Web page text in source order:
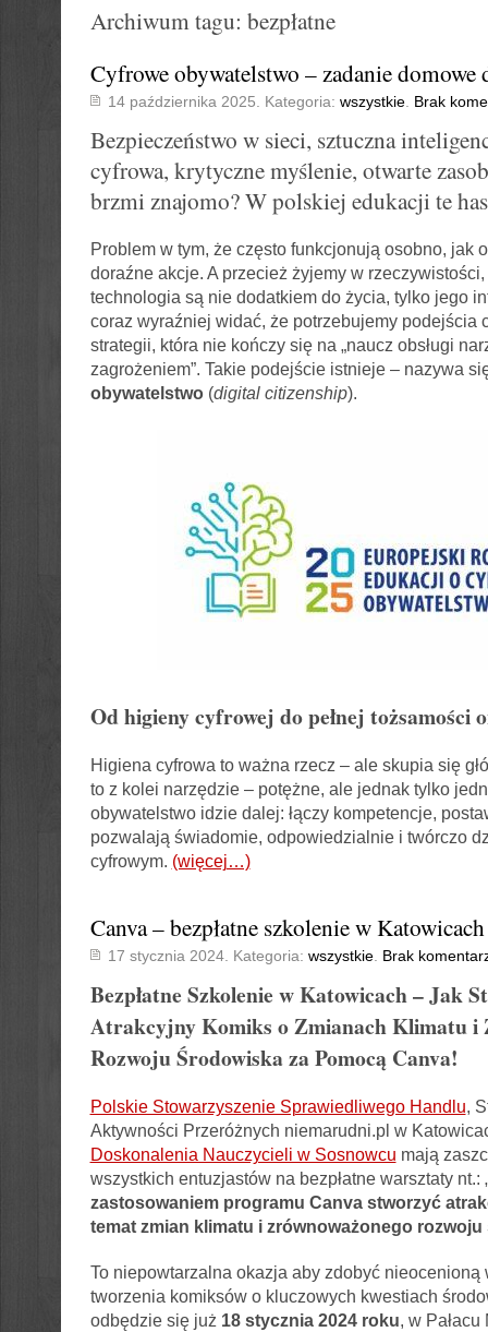
Archiwum tagu: bezpłatne
Cyfrowe obywatelstwo – zadanie domowe
14 października 2025. Kategoria: wszystkie. Brak
Bezpieczeństwo w sieci, sztuczna
cyfrowa, krytyczne myślenie, otwarte
brzmi znajomo? W polskiej edukacji te
Problem w tym, że często funkcjonują osobno, jak
doraźne akcje. A przecież żyjemy w
technologia są nie dodatkiem do życia, tylko jego
coraz wyraźniej widać, że potrzebujemy podejścia
strategii, która nie kończy się na „naucz obsługi
zagrożeniem”. Takie podejście istnieje – nazywa
obywatelstwo(digital citizenship).
Od higieny cyfrowej do pełnej tożsamości
Higiena cyfrowa to ważna rzecz – ale skupia się
to z kolei narzędzie – potężne, ale jednak tylko
obywatelstwo idzie dalej: łączy kompetencje,
pozwalają świadomie, odpowiedzialnie i twórczo
cyfrowym. (więcej…)
Canva – bezpłatne szkolenie w Katowicach
17 stycznia 2024. Kategoria: wszystkie. Brak
Bezpłatne Szkolenie w Katowicach – Jak
Atrakcyjny Komiks o Zmianach Klimatu i
Rozwoju Środowiska za Pomocą Canva!
Polskie Stowarzyszenie Sprawiedliwego Handlu,
Aktywności Przeróżnych niemarudni.pl w
Doskonalenia Nauczycieli w Sosnowcu mają
wszystkich entuzjastów na bezpłatne warsztaty nt.:
zastosowaniem programu Canva stworzyć
temat zmian klimatu i zrównoważonego
To niepowtarzalna okazja aby zdobyć nieocenioną
tworzenia komiksów o kluczowych kwestiach
odbędzie się już 18 stycznia 2024 roku, w Pałacu